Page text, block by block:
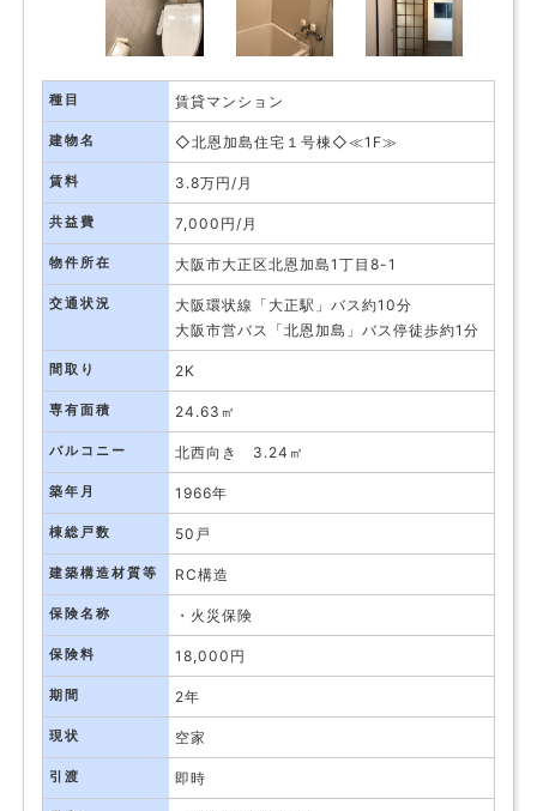
種目 賃貸マンション
建物名 ◇北恩加島住宅１号棟◇≪1F≫
賃料 3.8万円/月
共益費 7,000円/月
物件所在 大阪市大正区北恩加島1丁目8-1
交通状況
大阪環状線「大正駅」バス約10分
大阪市営バス「北恩加島」バス停徒歩約1分
間取り 2K
専有面積 24.63㎡
バルコニー 北西向き 3.24㎡
築年月 1966年
棟総戸数 50戸
建築構造材質等 RC構造
保険名称 ・火災保険
保険料 18,000円
期間 2年
現状 空家
引渡 即時